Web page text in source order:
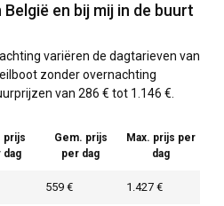
en bij mij in de buurt
variëren de dagtarieven van
zonder overnachting
van 286 € tot 1.146 €.
prijs
dag
Gem. prijs
per dag
Max. prijs per
dag
559 € 1.427 €